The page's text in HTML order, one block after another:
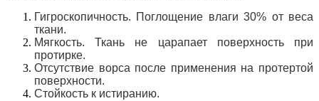
Гигроскопичность. Поглощение влаги 30% от веса
ткани.
Мягкость. Ткань не царапает поверхность при
протирке.
Отсутствие ворса после применения на протертой
поверхности.
Стойкость к истиранию.